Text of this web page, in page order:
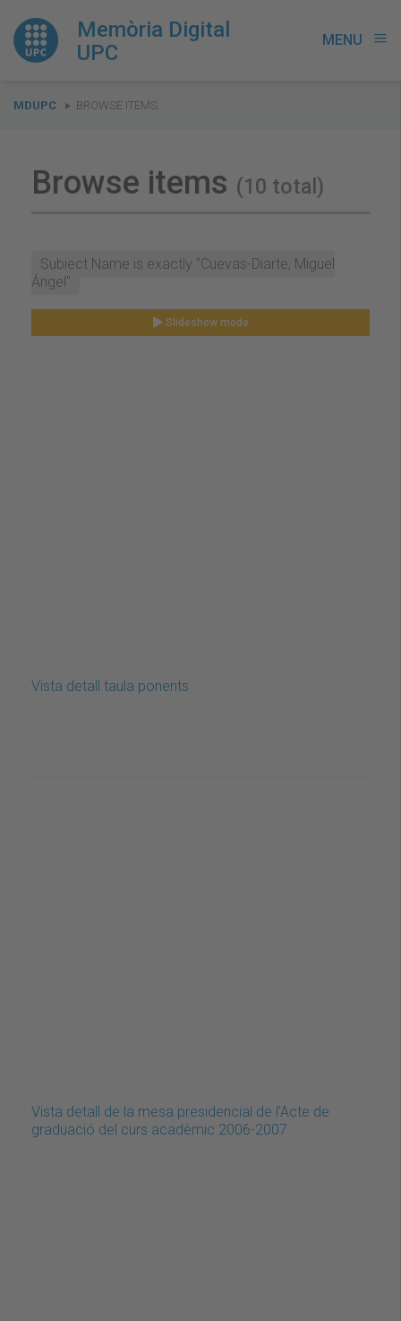
Memòria Digital
UPC
MENU menu
You
MDUPC BROWSE ITEMS
Browse items (10 total)
Subject Name is exactly "Cuevas-Diarte, Miguel
Ángel"
Slideshow mode
Vista detall taula ponents
Vista detall de la mesa presidencial de l'Acte de
graduació del curs acadèmic 2006-2007